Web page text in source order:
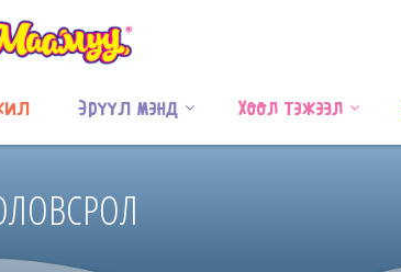
Эрүүл мэнд Хоол тэжээл